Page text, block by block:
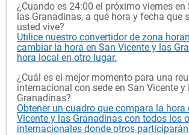
¿Cuando es 24:00 el próximo viernes en
las Granadinas, a qué hora y fecha que
usted vive?
Utilice nuestro convertidor de zona
cambiar la hora en San Vicente y las
hora local en otro lugar.
¿Cuál es el mejor momento para una
internacional con sede en San Vicente y
Granadinas?
Obtener un cuadro que compara la hora
Vicente y las Granadinas con todos los
internacionales donde otros